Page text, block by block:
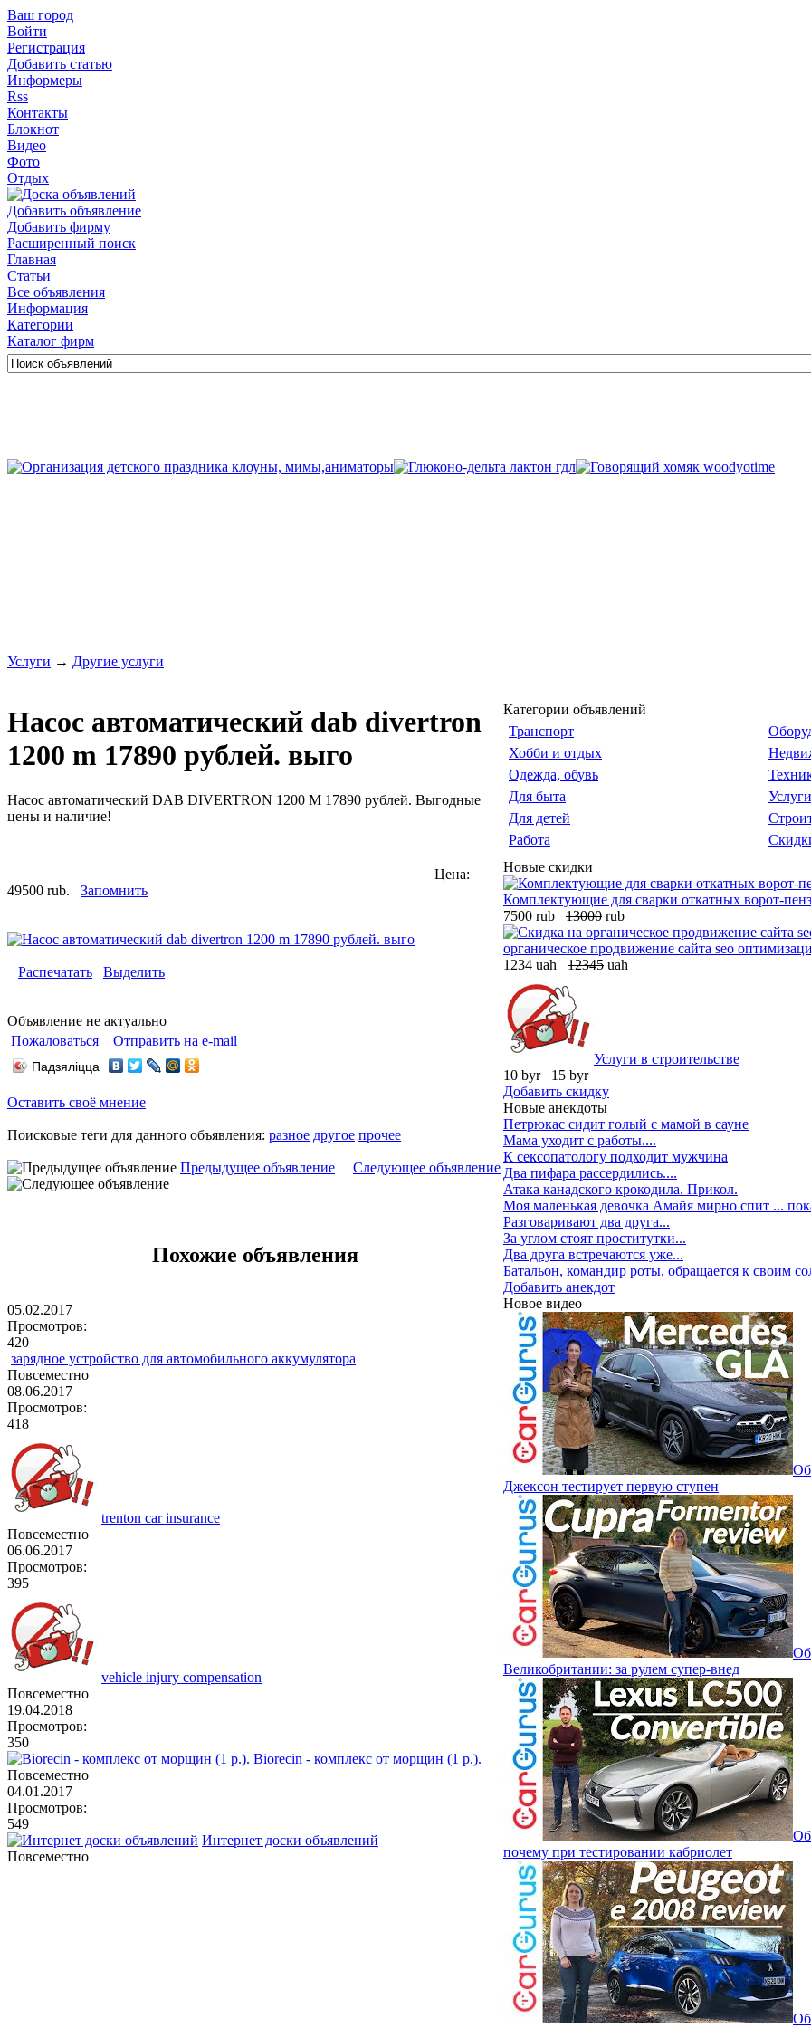
Ваш город
Войти
Регистрация
Добавить статью
Информеры
Rss
Контакты
Блокнот
Видео
Фото
Отдых
Добавить объявление
Добавить фирму
Расширенный поиск
Главная
Статьи
Все объявления
Информация
Категории
Каталог фирм
Услуги → Другие услуги
Насос автоматический dab divertron
1200 m 17890 рублей. выго
Насос автоматический DAB DIVERTRON 1200 M 17890 рублей. Выгодные
цены и наличие!
Цена:
49500 rub.
Запомнить
Распечатать Выделить
Объявление не актуально
Пожаловаться
Отправить на e-mail
Падзяліцца
Оставить своё мнение
Поисковые теги для данного объявления: разное другое прочее
Предыдущее объявление Следующее объявление
Похожие объявления
05.02.2017
Просмотров:
420
зарядное устройство для автомобильного аккумулятора
Повсеместно
08.06.2017
Просмотров:
418
trenton car insurance
Повсеместно
06.06.2017
Просмотров:
395
vehicle injury compensation
Повсеместно
19.04.2018
Просмотров:
350
Biorecin - комплекс от морщин (1 р.).
Повсеместно
04.01.2017
Просмотров:
549
Интернет доски объявлений
Повсеместно
Категории объявлений
Транспорт
Хобби и отдых
Одежда, обувь
Для быта
Услуги
Для детей
Работа
Новые скидки
Комплектующие для сварки откатных ворот-
7500 rub
13000 rub
органическое продвижение сайта seo
1234 uah
12345 uah
Услуги в строительстве
10 byr
15 byr
Добавить скидку
Новые анекдоты
Петрюкас сидит голый с мамой в сауне
Мама уходит с работы....
К сексопатологу подходит мужчина
Два пифара рассердились....
Атака канадского крокодила. Прикол.
Моя маленькая девочка Амайя мирно спит ...
Разговаривают два друга...
За углом стоят проститутки...
Два друга встречаются уже...
Батальон, командир роты, обращается к своим
Добавить анекдот
Новое видео
Джексон тестирует первую ступен
Великобритании: за рулем супер-внед
почему при тестировании кабриолет